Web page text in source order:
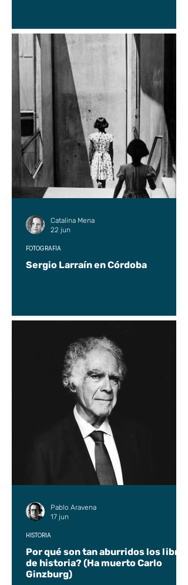
Sergio Larraín en Córdoba
FOTOGRAFÍA
Catalina Mena
22 jun
Por qué son tan aburridos los libros
de historia? (Ha muerto Carlo
Ginzburg)
HISTORIA
Pablo Aravena
17 jun